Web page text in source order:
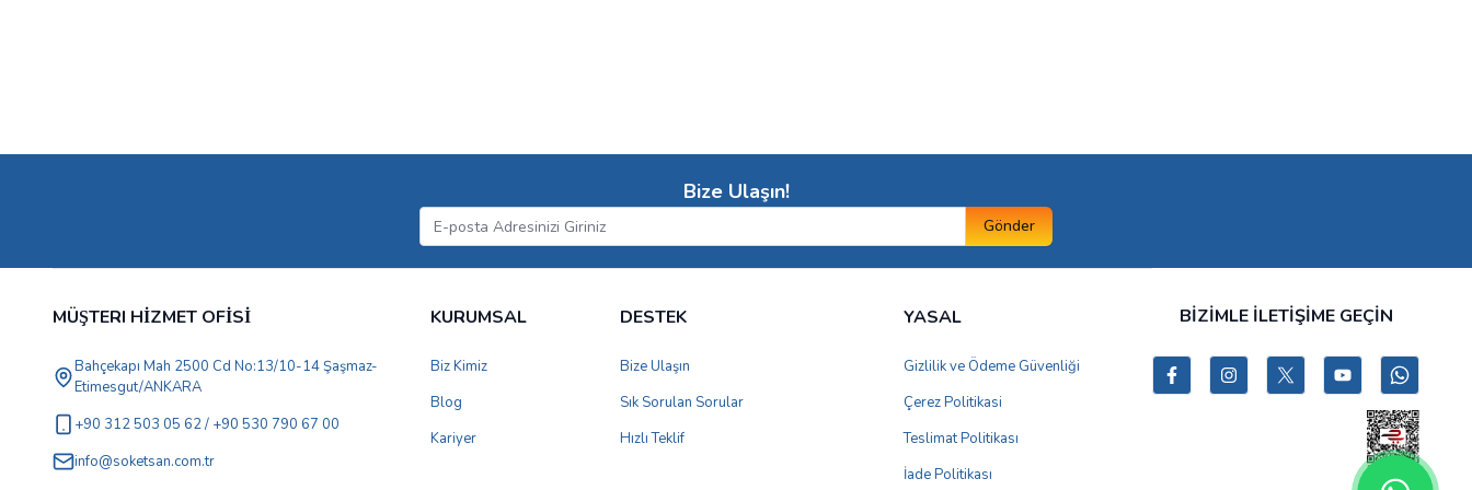
Bize Ulaşın!
Gönder
MÜŞTERI HİZMET OFİSİ
Bahçekapı Mah 2500 Cd No:13/10-14 Şaşmaz-
Etimesgut/ANKARA
+90 312 503 05 62 / +90 530 790 67 00
info@soketsan.com.tr
KURUMSAL
Biz Kimiz
Blog
Kariyer
DESTEK
Bize Ulaşın
Sık Sorulan Sorular
Hızlı Teklif
YASAL
Gizlilik ve Ödeme Güvenliği
Çerez Politikasi
Teslimat Politikası
İade Politikası
BİZİMLE İLETİŞİME GEÇİN